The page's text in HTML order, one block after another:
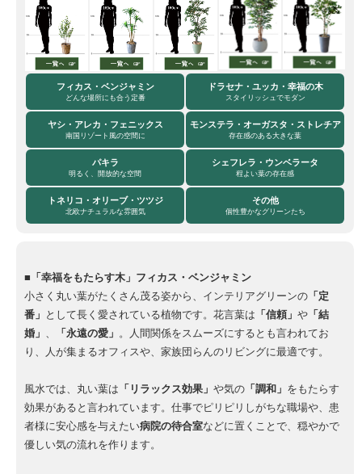
フィカス・ベンジャミン
どんな場所にも合う定番
ドラセナ・ユッカ・幸福の木
スタイリッシュでモダン
ヤシ・アレカ・フェニックス
南国リゾート風の空間に
モンステラ・オーガスタ・ストレチア
存在感のある大きな葉
パキラ
明るく、開放的な空間
シェフレラ・ウンベラータ
程よい葉の存在感
トネリコ・オリーブ・ツツジ
北欧ナチュラルな雰囲気
その他
個性豊かなグリーンたち
■「幸福をもたらす木」フィカス・ベンジャミン
小さく丸い葉がたくさん茂る姿から、インテリアグリーンの 「定
番」 として長く愛されている植物です。花言葉は 「信頼」 や 「結
婚」
「永遠の愛」 。人間関係をスムーズにするとも言われてお
り、人が集まるオフィスや、家族団らんのリビングに最適です。
風水では、丸い葉は 「リラックス効果」 や気の 「調和」 をもたらす
効果があると言われています。仕事でピリピリしがちな職場や、患
者様に安心感を与えたい病院の待合室などに置くことで、穏やかで
優しい気の流れを作ります。